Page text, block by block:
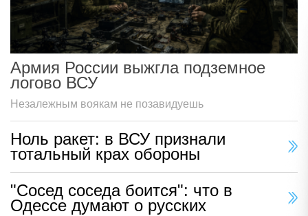
Армия России выжгла подземное
логово ВСУ
Незалежным воякам не позавидуешь
Ноль ракет: в ВСУ признали
тотальный крах обороны
"Сосед соседа боится": что в
Одессе думают о русских